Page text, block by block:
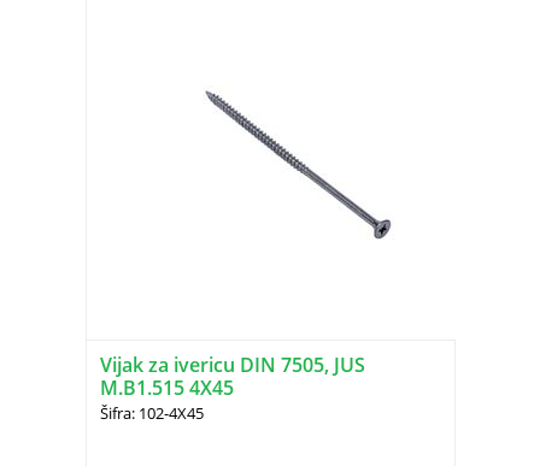
Vijak za ivericu DIN 7505, JUS
M.B1.515 4X45
Šifra: 102-4X45